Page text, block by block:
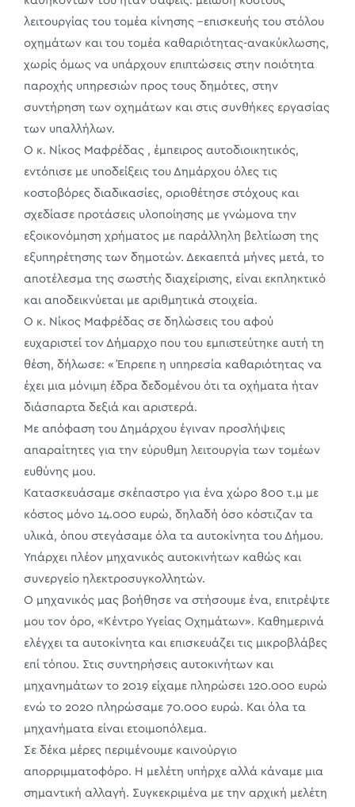
λειτουργίας του τομέα κίνησης –επισκευής του στόλου
οχημάτων και του τομέα καθαριότητας-ανακύκλωσης,
χωρίς όμως να υπάρχουν επιπτώσεις στην ποιότητα
παροχής υπηρεσιών προς τους δημότες, στην
συντήρηση των οχημάτων και στις συνθήκες εργασίας
των υπαλλήλων.
Ο κ. Νίκος Μαφρέδας , έμπειρος αυτοδιοικητικός,
εντόπισε με υποδείξεις του Δημάρχου όλες τις
κοστοβόρες διαδικασίες, οριοθέτησε στόχους και
σχεδίασε προτάσεις υλοποίησης με γνώμονα την
εξοικονόμηση χρήματος με παράλληλη βελτίωση της
εξυπηρέτησης των δημοτών. Δεκαεπτά μήνες μετά, το
αποτέλεσμα της σωστής διαχείρισης, είναι εκπληκτικό
και αποδεικνύεται με αριθμητικά στοιχεία.
Ο κ. Νίκος Μαφρέδας σε δηλώσεις του αφού
ευχαριστεί τον Δήμαρχο που του εμπιστεύτηκε αυτή τη
θέση, δήλωσε: « Έπρεπε η υπηρεσία καθαριότητας να
έχει μια μόνιμη έδρα δεδομένου ότι τα οχήματα ήταν
διάσπαρτα δεξιά και αριστερά.
Με απόφαση του Δημάρχου έγιναν προσλήψεις
απαραίτητες για την εύρυθμη λειτουργία των τομέων
ευθύνης μου.
Κατασκευάσαμε σκέπαστρο για ένα χώρο 800 τ.μ με
κόστος μόνο 14.000 ευρώ, δηλαδή όσο κόστιζαν τα
υλικά, όπου στεγάσαμε όλα τα αυτοκίνητα του Δήμου.
Υπάρχει πλέον μηχανικός αυτοκινήτων καθώς και
συνεργείο ηλεκτροσυγκολλητών.
Ο μηχανικός μας βοήθησε να στήσουμε ένα, επιτρέψτε
μου τον όρο, «Κέντρο Υγείας Οχημάτων». Καθημερινά
ελέγχει τα αυτοκίνητα και επισκευάζει τις μικροβλάβες
επί τόπου. Στις συντηρήσεις αυτοκινήτων και
μηχανημάτων το 2019 είχαμε πληρώσει 120.000 ευρώ
ενώ το 2020 πληρώσαμε 70.000 ευρώ. Και όλα τα
μηχανήματα είναι ετοιμοπόλεμα.
Σε δέκα μέρες περιμένουμε καινούργιο
απορριμματοφόρο. Η μελέτη υπήρχε αλλά κάναμε μια
σημαντική αλλαγή. Συγκεκριμένα με την αρχική μελέτη